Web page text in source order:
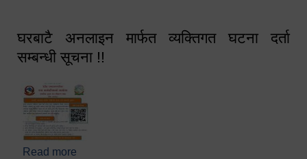
घरबाटै अनलाइन मार्फत व्यक्तिगत घटना दर्ता
सम्बन्धी सूचना !!
Read more